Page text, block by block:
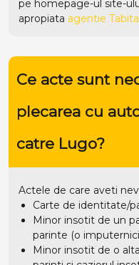
pe homepage-ul site-
apropiata agentie
Ce acte sunt
plecarea cu
catre Lugo?
Actele de care aveti
Carte de identitate/
Minor insotit de un
parinte (o
Minor insotit de o